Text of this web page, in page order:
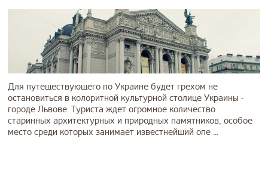
Для путеществующего по Украине будет грехом не
остановиться в колоритной культурной столице Украины -
городе Львове. Туриста ждет огромное количество
старинных архитектурных и природных памятников, особое
место среди которых занимает известнейший опе ...